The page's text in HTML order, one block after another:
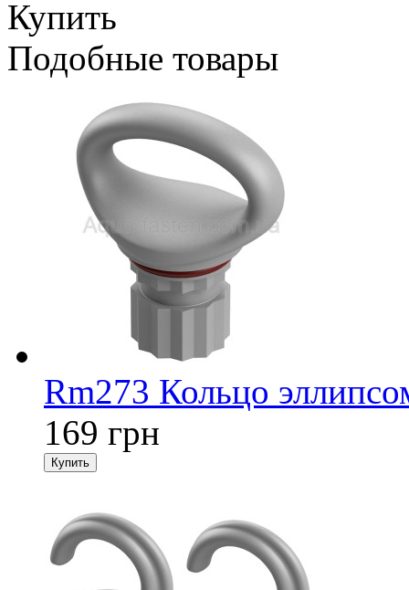
Купить
Подобные товары
Rm273 Кольцо
169 грн